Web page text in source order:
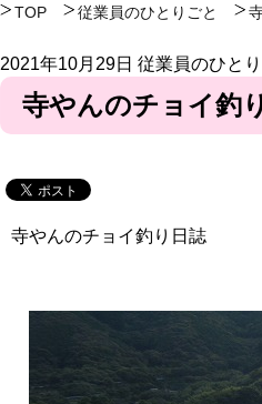
TOP 従業員のひとりごと
2021年10月29日 従業員のひと
寺やんのチョイ釣
寺やんのチョイ釣り日誌